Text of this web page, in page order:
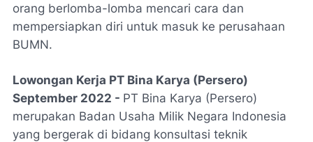
orang berlomba-lomba mencari cara dan
mempersiapkan diri untuk masuk ke perusahaan
BUMN.
Lowongan Kerja PT Bina Karya (Persero)
September 2022 - PT Bina Karya (Persero)
merupakan Badan Usaha Milik Negara Indonesia
yang bergerak di bidang konsultasi teknik